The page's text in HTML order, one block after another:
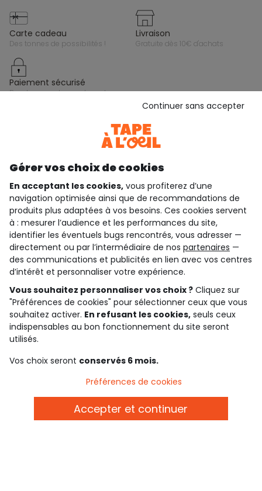
carte cadeau
des tonnes de possibilités !
livraison
gratuite dès 10€ d'achats
paiement sécurisé
par cb, paypal ou carte cadeau
Gardez le contact avec Tape à l’Oeil, inscrivez-
vous à la newsletter !
Je m'inscris
Rejoignez la communauté !
4.6/5
Basé sur 7 323 avis soumis à un contrôle
Voir l’attestation de confiance
Consulter les CGU
Téléchargez notre application
Découvrir notre application
besoin d'aide ?
le club fidélité
Gérer vos choix de cookies
En acceptant les cookies, vous profiterez d’une
navigation optimisée ainsi que de recommandations de
produits plus adaptées à vos besoins. Ces cookies servent
à : mesurer l’audience et les performances du site,
identifier les éventuels bugs rencontrés, vous adresser —
directement ou par l’intermédiaire de nos partenaires —
des communications et publicités en lien avec vos centres
d’intérêt et personnaliser votre expérience.
Vous souhaitez personnaliser vos choix ? Cliquez sur
"Préférences de cookies" pour sélectionner ceux que vous
souhaitez activer. En refusant les cookies, seuls ceux
indispensables au bon fonctionnement du site seront
utilisés.
Vos choix seront conservés 6 mois.
Continuer sans accepter
Préférences de cookies
Accepter et continuer